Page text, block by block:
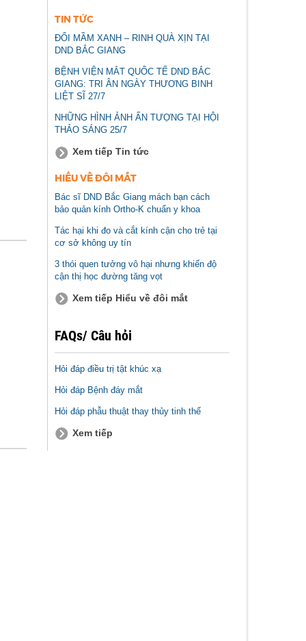
TIN TỨC
ĐỔI MẦM XANH – RINH QUÀ XỊN TẠI
DND BẮC GIANG
BỆNH VIỆN MẮT QUỐC TẾ DND BẮC
GIANG: TRI ÂN NGÀY THƯƠNG BINH
LIỆT SĨ 27/7
NHỮNG HÌNH ẢNH ẤN TƯỢNG TẠI HỘI
THẢO SÁNG 25/7
Xem tiếp Tin tức
HIỂU VỀ ĐÔI MẮT
Bác sĩ DND Bắc Giang mách bạn cách
bảo quản kính Ortho-K chuẩn y khoa
Tác hại khi đo và cắt kính cận cho trẻ tại
cơ sở không uy tín
3 thói quen tưởng vô hại nhưng khiến độ
cận thị học đường tăng vọt
Xem tiếp Hiểu về đôi mắt
FAQs/ Câu hỏi
Hỏi đáp điều trị tật khúc xạ
Hỏi đáp Bệnh đáy mắt
Hỏi đáp phẫu thuật thay thủy tinh thể
Xem tiếp